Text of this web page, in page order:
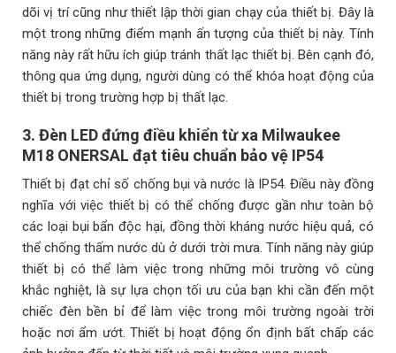
dõi vị trí cũng như thiết lập thời gian chạy của thiết bị. Đây là
một trong những điểm mạnh ấn tượng của thiết bị này. Tính
năng này rất hữu ích giúp tránh thất lạc thiết bị. Bên cạnh đó,
thông qua ứng dụng, người dùng có thể khóa hoạt động của
thiết bị trong trường hợp bị thất lạc.
3. Đèn LED đứng điều khiển từ xa Milwaukee
M18 ONERSAL đạt tiêu chuẩn bảo vệ IP54
Thiết bị đạt chỉ số chống bụi và nước là IP54. Điều này đồng
nghĩa với việc thiết bị có thể chống được gần như toàn bộ
các loại bụi bẩn độc hại, đồng thời kháng nước hiệu quả, có
thể chống thấm nước dù ở dưới trời mưa. Tính năng này giúp
thiết bị có thể làm việc trong những môi trường vô cùng
khắc nghiệt, là sự lựa chọn tối ưu của bạn khi cần đến một
chiếc đèn bền bỉ để làm việc trong môi trường ngoài trời
hoặc nơi ẩm ướt. Thiết bị hoạt động ổn định bất chấp các